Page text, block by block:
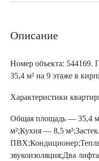
Описание
Номер объекта: 544169.
35,4 м² на 9 этаже в
Характеристики
Общая площадь — 35,4
м²;Кухня — 8,5
звукоизоляция;Два